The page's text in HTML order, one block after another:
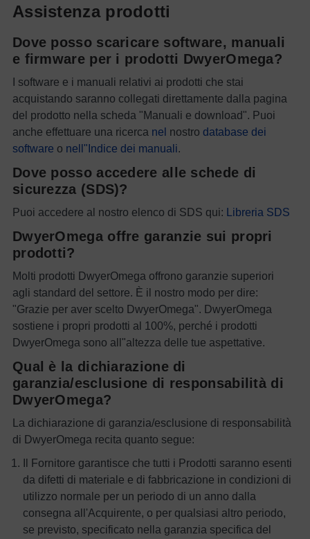
Assistenza prodotti
Dove posso scaricare software, manuali
e firmware per i prodotti DwyerOmega?
I software e i manuali relativi ai prodotti che stai
acquistando saranno collegati direttamente dalla pagina
del prodotto nella scheda "Manuali e download". Puoi
anche effettuare una ricerca nel nostro database dei
software o nell"Indice dei manuali.
Dove posso accedere alle schede di
sicurezza (SDS)?
Puoi accedere al nostro elenco di SDS qui: Libreria SDS
DwyerOmega offre garanzie sui propri
prodotti?
Molti prodotti DwyerOmega offrono garanzie superiori
agli standard del settore. È il nostro modo per dire:
"Grazie per aver scelto DwyerOmega". DwyerOmega
sostiene i propri prodotti al 100%, perché i prodotti
DwyerOmega sono all"altezza delle tue aspettative.
Qual è la dichiarazione di
garanzia/esclusione di responsabilità di
DwyerOmega?
La dichiarazione di garanzia/esclusione di responsabilità
di DwyerOmega recita quanto segue:
Il Fornitore garantisce che tutti i Prodotti saranno esenti
da difetti di materiale e di fabbricazione in condizioni di
utilizzo normale per un periodo di un anno dalla
consegna all'Acquirente, o per qualsiasi altro periodo,
se previsto, specificato nella garanzia specifica del